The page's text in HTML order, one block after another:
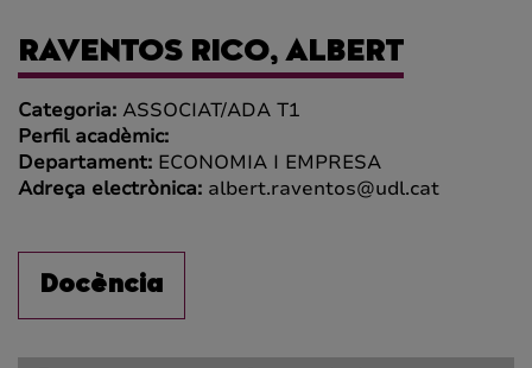
RAVENTOS RICO, ALBERT
Categoria: ASSOCIAT/ADA T1
Perfil acadèmic:
Departament: ECONOMIA I EMPRESA
Adreça electrònica: albert.raventos@udl.cat
Docència